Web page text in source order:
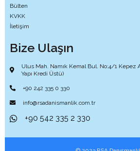
Bülten
KVKK
İletişim
Bize Ulaşın
Ulus Mah. Namık Kemal Bul. No:4/1 Kepez
Yapı Kredi Üstü)
+90 242 335 0 330
info@rsadanismanlik.com.tr
+90 542 335 2 330